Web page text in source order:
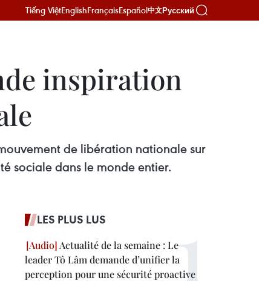
Tiếng ViệtEnglishFrançaisEspañol中文Русский
inspiration
de libération nationale sur
sociale dans le monde entier.
LES PLUS LUS
Actualité de la semaine : Le
leader Tô Lâm demande d’unifier la
perception pour une sécurité proactive